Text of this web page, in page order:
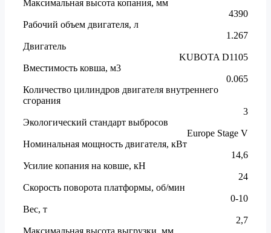
Максимальная высота копания, мм
4390
Рабочий объем двигателя, л
1.267
Двигатель
KUBOTA D1105
Вместимость ковша, м3
0.065
Количество цилиндров двигателя внутреннего
сгорания
3
Экологический стандарт выбросов
Europe Stage V
Номинальная мощность двигателя, кВт
14,6
Усилие копания на ковше, кН
24
Скорость поворота платформы, об/мин
0-10
Вес, т
2,7
Максимальная высота выгрузки, мм